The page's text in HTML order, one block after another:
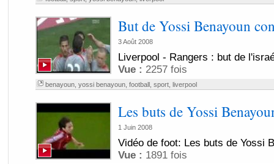
But de Yossi Benayoun
3 Août 2008
Liverpool - Rangers : but de
Vue : 2257 fois
benayoun, yossi benayoun, football, sport, liverpool
Les buts de Yossi
1 Juin 2008
Vidéo de foot: Les buts de Yossi
Vue : 1891 fois